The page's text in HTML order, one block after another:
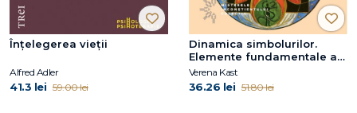
Înţelegerea vieţii
Alfred Adler
41.3 lei 59.00 lei
Dinamica simbolurilor.
Elemente fundamentale ale
psihoterapiei jungiene
Verena Kast
36.26 lei 51.80 lei